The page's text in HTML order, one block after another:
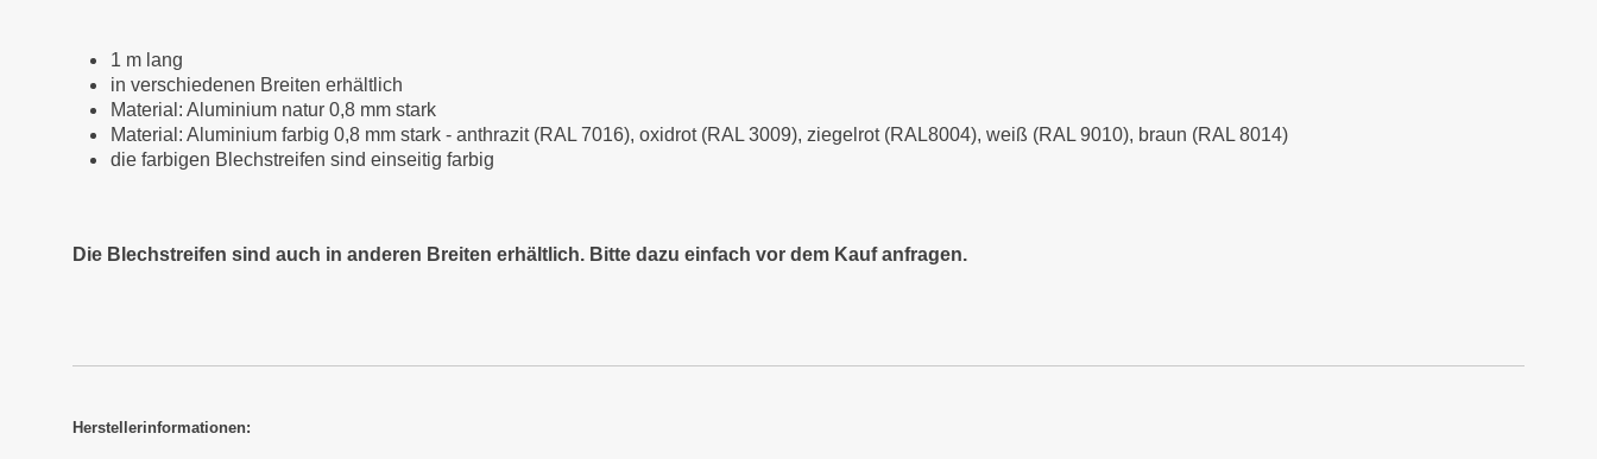
1 m lang
in verschiedenen Breiten erhältlich
Material: Aluminium natur 0,8 mm stark
Material: Aluminium farbig 0,8 mm stark - anthrazit (RAL 7016), oxidrot (RAL 3009), ziegelrot (RAL8004), weiß (RAL 9010), braun (RAL 8014)
die farbigen Blechstreifen sind einseitig farbig
Die Blechstreifen sind auch in anderen Breiten erhältlich. Bitte dazu einfach vor dem Kauf anfragen.
Herstellerinformationen: